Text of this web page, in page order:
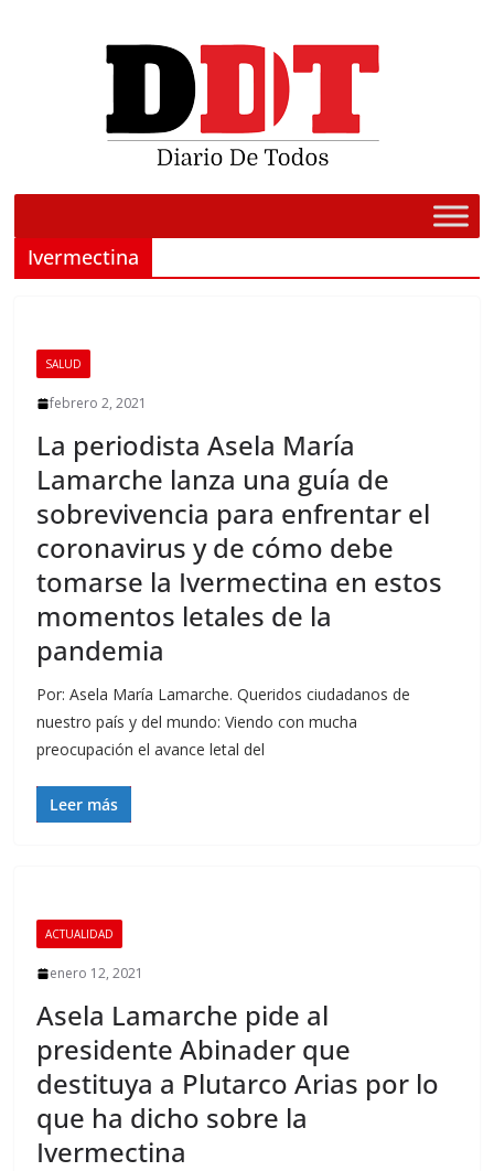
Ivermectina
SALUD
febrero 2, 2021
La periodista Asela María
Lamarche lanza una guía de
sobrevivencia para enfrentar el
coronavirus y de cómo debe
tomarse la Ivermectina en estos
momentos letales de la
pandemia
Por: Asela María Lamarche. Queridos ciudadanos de
nuestro país y del mundo: Viendo con mucha
preocupación el avance letal del
Leer más
ACTUALIDAD
enero 12, 2021
Asela Lamarche pide al
presidente Abinader que
destituya a Plutarco Arias por lo
que ha dicho sobre la
Ivermectina